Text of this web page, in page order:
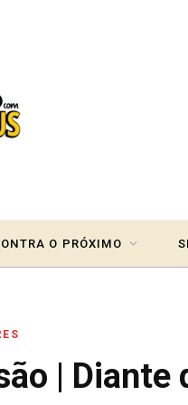
O PRÓXIMO
| Diante